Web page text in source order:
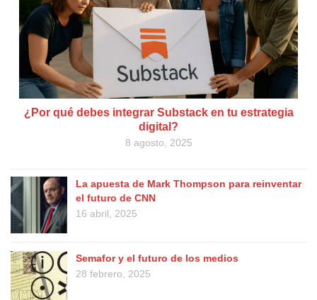
¿Por qué debes integrar Substack en tu estrategia
digital?
8 agosto, 2025
La apuesta de Mark Thompson para reinventar
el futuro de CNN
16 abril, 2025
Semafor y el futuro de los medios
28 febrero, 2025